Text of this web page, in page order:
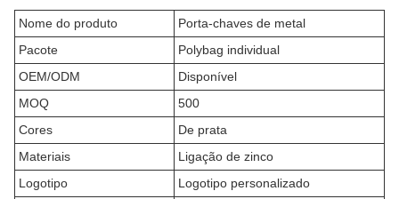
Nome do produto
Porta-chaves de metal
Pacote
Polybag individual
OEM/ODM
Disponível
MOQ
500
Cores
De prata
Materiais
Ligação de zinco
Logotipo
Logotipo personalizado